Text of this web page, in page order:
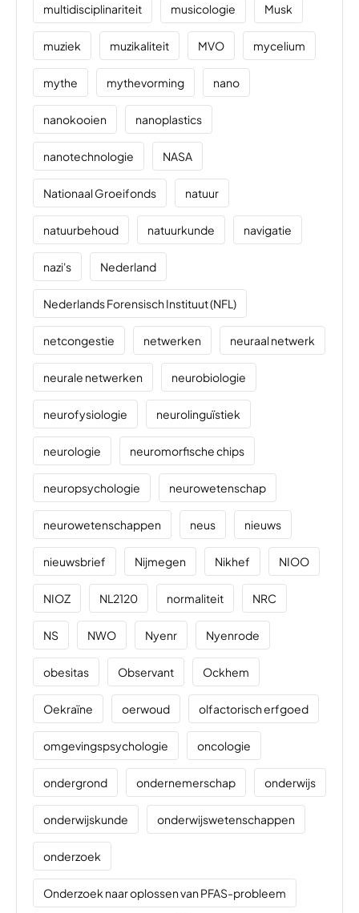
multidisciplinariteit musicologie Musk
muziek muzikaliteit MVO mycelium
mythe mythevorming nano
nanokooien nanoplastics
nanotechnologie NASA
Nationaal Groeifonds natuur
natuurbehoud natuurkunde navigatie
nazi's Nederland
Nederlands Forensisch Instituut (NFL)
netcongestie netwerken neuraal netwerk
neurale netwerken neurobiologie
neurofysiologie neurolinguïstiek
neurologie neuromorfische chips
neuropsychologie neurowetenschap
neurowetenschappen neus nieuws
nieuwsbrief Nijmegen Nikhef NIOO
NIOZ NL2120 normaliteit NRC
NS NWO Nyenr Nyenrode
obesitas Observant Ockhem
Oekraïne oerwoud olfactorisch erfgoed
omgevingspsychologie oncologie
ondergrond ondernemerschap onderwijs
onderwijskunde onderwijswetenschappen
onderzoek
Onderzoek naar oplossen van PFAS-probleem